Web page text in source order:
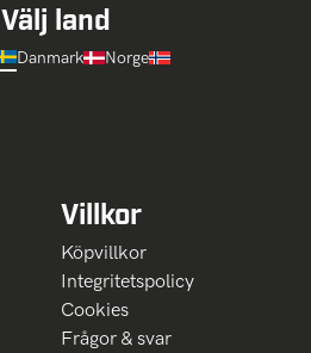
Välj land
Danmark Norge
Villkor
Köpvillkor
Integritetspolicy
Cookies
Frågor & svar